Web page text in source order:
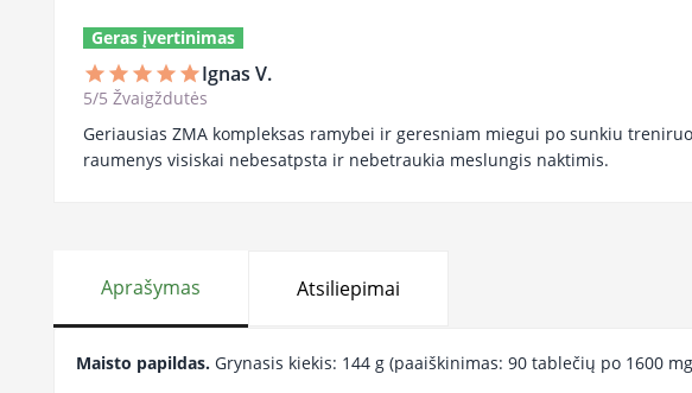
Geras įvertinimas
star star star star starIgnas V.
5/5 Žvaigždutės
Geriausias ZMA kompleksas ramybei ir geresniam miegui po sunkiu
raumenys visiskai nebesatpsta ir nebetraukia meslungis naktimis.
Aprašymas Atsiliepimai
Maisto papildas. Grynasis kiekis: 144 g (paaiškinimas: 90 tablečių po 1600